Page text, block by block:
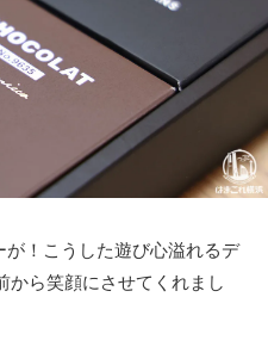
が！こうした遊び心溢れるデ
から笑顔にさせてくれまし